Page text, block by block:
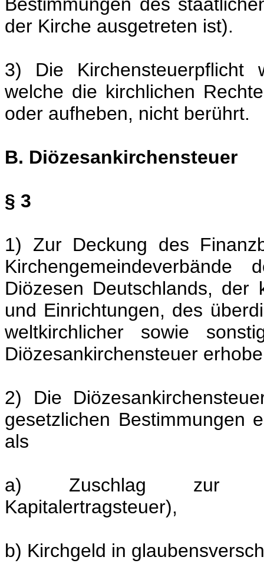
der Kirche ausgetreten ist).
3) Die Kirchensteuerpflicht
welche die kirchlichen
oder aufheben, nicht berührt.
B. Diözesankirchensteuer
§ 3
1) Zur Deckung des
Diözesen Deutschlands, der
und Einrichtungen, des
weltkirchlicher sowie
Diözesankirchensteuer
2) Die
gesetzlichen Bestimmungen
als
a) Zuschlag zur
Kapitalertragsteuer),
b) Kirchgeld in